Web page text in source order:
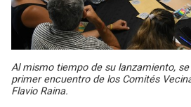
Al mismo tiempo de su lanzamiento,
primer encuentro de los Comités
Flavio Raina.